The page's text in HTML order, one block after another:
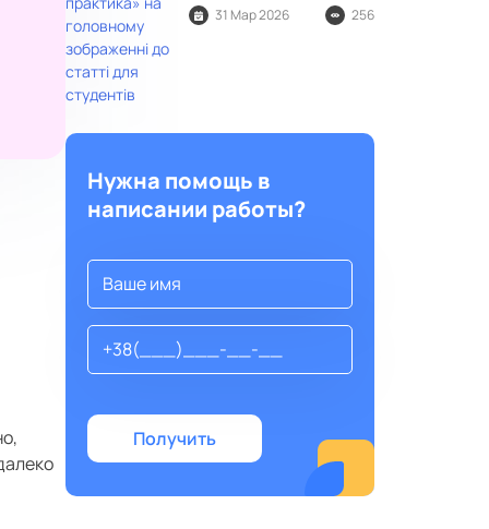
31 Мар 2026
256
Нужна помощь в
написании работы?